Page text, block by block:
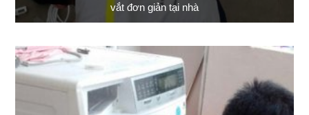
vắt đơn giản tại nhà